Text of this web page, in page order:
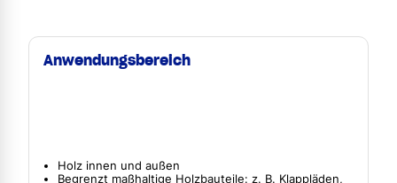
Anwendungsbereich
Holz innen und außen
Begrenzt maßhaltige Holzbauteile: z. B. Klappläden,